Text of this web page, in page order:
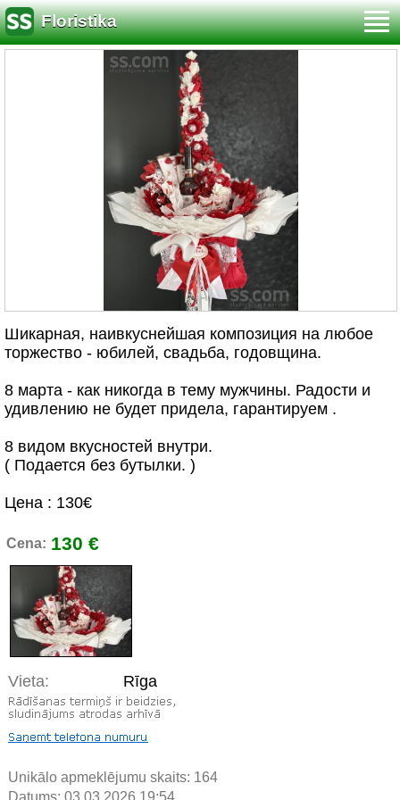
Floristika
Шикарная, наивкуснейшая композиция на любое
торжество - юбилей, свадьба, годовщина.
8 марта - как никогда в тему мужчины. Радости и
удивлению не будет придела, гарантируем .
8 видом вкусностей внутри.
( Подается без бутылки. )
Цена : 130€
Cena: 130 €
Vieta: Rīga
Unikālo apmeklējumu skaits: 164
Datums: 03.03.2026 19:54